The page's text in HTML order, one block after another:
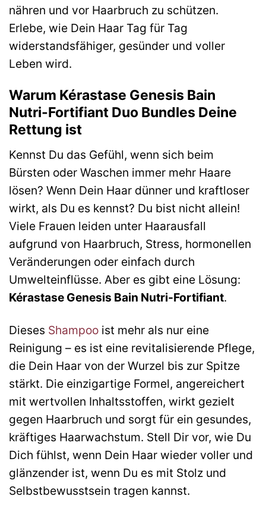
nähren und vor Haarbruch zu schützen.
Erlebe, wie Dein Haar Tag für Tag
widerstandsfähiger, gesünder und voller
Leben wird.
Warum Kérastase Genesis Bain
Nutri-Fortifiant Duo Bundles Deine
Rettung ist
Kennst Du das Gefühl, wenn sich beim
Bürsten oder Waschen immer mehr Haare
lösen? Wenn Dein Haar dünner und kraftloser
wirkt, als Du es kennst? Du bist nicht allein!
Viele Frauen leiden unter Haarausfall
aufgrund von Haarbruch, Stress, hormonellen
Veränderungen oder einfach durch
Umwelteinflüsse. Aber es gibt eine Lösung:
Kérastase Genesis Bain Nutri-Fortifiant.
Dieses Shampoo ist mehr als nur eine
Reinigung – es ist eine revitalisierende Pflege,
die Dein Haar von der Wurzel bis zur Spitze
stärkt. Die einzigartige Formel, angereichert
mit wertvollen Inhaltsstoffen, wirkt gezielt
gegen Haarbruch und sorgt für ein gesundes,
kräftiges Haarwachstum. Stell Dir vor, wie Du
Dich fühlst, wenn Dein Haar wieder voller und
glänzender ist, wenn Du es mit Stolz und
Selbstbewusstsein tragen kannst.